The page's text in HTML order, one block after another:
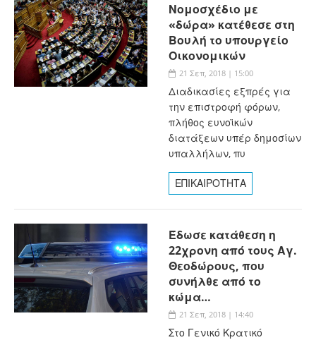
Νομοσχέδιο με
«δώρα» κατέθεσε στη
Βουλή το υπουργείο
Οικονομικών
21 Σεπ, 2018 | 15:00
Διαδικασίες εξπρές για
την επιστροφή φόρων,
πλήθος ευνοϊκών
διατάξεων υπέρ δημοσίων
υπαλλήλων, πυ
ΕΠΙΚΑΙΡΟΤΗΤΑ
Έδωσε κατάθεση η
22χρονη από τους Αγ.
Θεοδώρους, που
συνήλθε από το
κώμα…
21 Σεπ, 2018 | 14:40
Στο Γενικό Κρατικό